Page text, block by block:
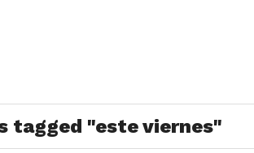
tagged "este viernes"